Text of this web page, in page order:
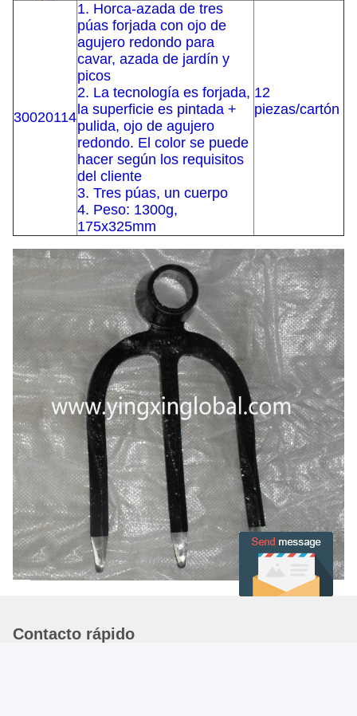
30020114
1. Horca-azada de tres
púas forjada con ojo de
agujero redondo para
cavar, azada de jardín y
picos
2. La tecnología es forjada,
la superficie es pintada +
pulida, ojo de agujero
redondo. El color se puede
hacer según los requisitos
del cliente
3. Tres púas, un cuerpo
4. Peso: 1300g,
175x325mm
12
piezas/cartón
Contacto rápido